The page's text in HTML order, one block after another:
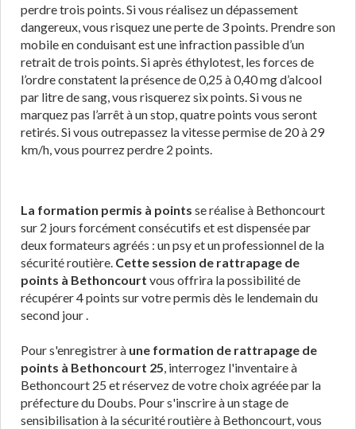
perdre trois points. Si vous réalisez un dépassement
dangereux, vous risquez une perte de 3 points. Prendre son
mobile en conduisant est une infraction passible d’un
retrait de trois points. Si après éthylotest, les forces de
l’ordre constatent la présence de 0,25 à 0,40 mg d’alcool
par litre de sang, vous risquerez six points. Si vous ne
marquez pas l’arrêt à un stop, quatre points vous seront
retirés. Si vous outrepassez la vitesse permise de 20 à 29
km/h, vous pourrez perdre 2 points.
La formation permis à points se réalise à Bethoncourt
sur 2 jours forcément consécutifs et est dispensée par
deux formateurs agréés : un psy et un professionnel de la
sécurité routière. Cette session de rattrapage de
points à Bethoncourt vous offrira la possibilité de
récupérer 4 points sur votre permis dès le lendemain du
second jour .
Pour s'enregistrer à une formation de rattrapage de
points à Bethoncourt 25, interrogez l'inventaire à
Bethoncourt 25 et réservez de votre choix agréée par la
préfecture du Doubs. Pour s'inscrire à un stage de
sensibilisation à la sécurité routière à Bethoncourt, vous